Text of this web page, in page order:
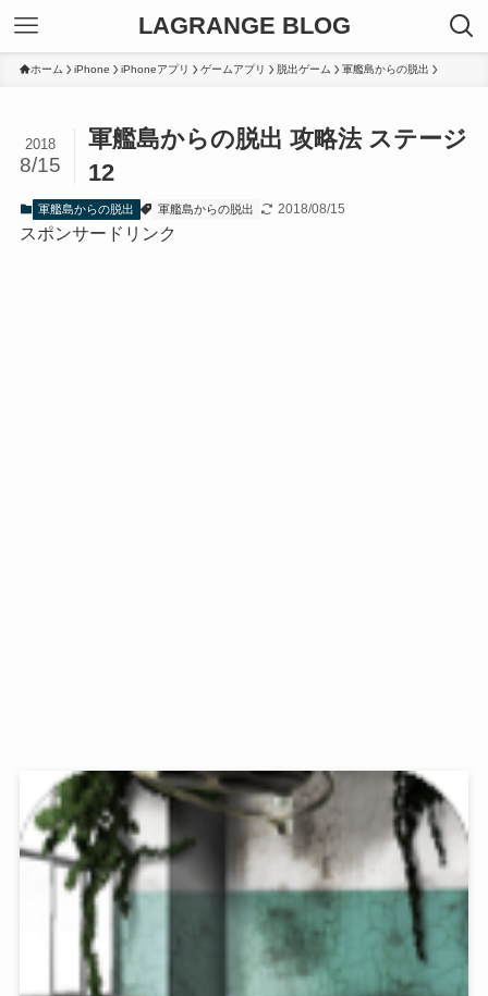
LAGRANGE BLOG
ホーム iPhone iPhoneアプリ ゲームアプリ 脱出ゲーム 軍艦島からの脱出
軍艦島からの脱出 攻略法 ステージ
12
2018
8/15
軍艦島からの脱出 軍艦島からの脱出 2018/08/15
スポンサードリンク